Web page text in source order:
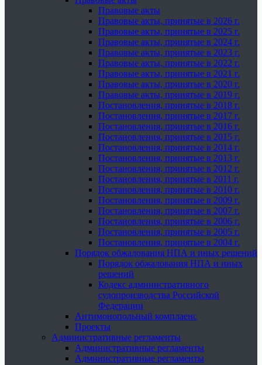
Правовые акты
Правовые акты, принятые в 2026 г.
Правовые акты, принятые в 2025 г.
Правовые акты, принятые в 2024 г.
Правовые акты, принятые в 2023 г.
Правовые акты, принятые в 2022 г.
Правовые акты, принятые в 2021 г.
Правовые акты, принятые в 2020 г.
Правовые акты, принятые в 2019 г.
Постановления, принятые в 2018 г.
Постановления, принятые в 2017 г.
Постановления, принятые в 2016 г.
Постановления, принятые в 2015 г.
Постановления, принятые в 2014 г.
Постановления, принятые в 2013 г.
Постановления, принятые в 2012 г.
Постановления, принятые в 2011 г.
Постановления, принятые в 2010 г.
Постановления, принятые в 2009 г.
Постановления, принятые в 2007 г.
Постановления, принятые в 2006 г.
Постановления, принятые в 2005 г.
Постановления, принятые в 2004 г.
Порядок обжалования НПА и иных решений
Порядок обжалования НПА и иных
решений
Кодекс административного
судопроизводства Российской
Федерации
Антимонопольный комплаенс
Проекты
Административные регламенты
Административные регламенты
Административные регламенты